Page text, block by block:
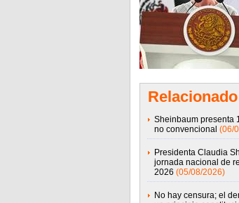
Relacionado
Sheinbaum presenta
no convencional (06/
Presidenta Claudia
jornada nacional de
2026 (05/08/2026)
No hay censura; el